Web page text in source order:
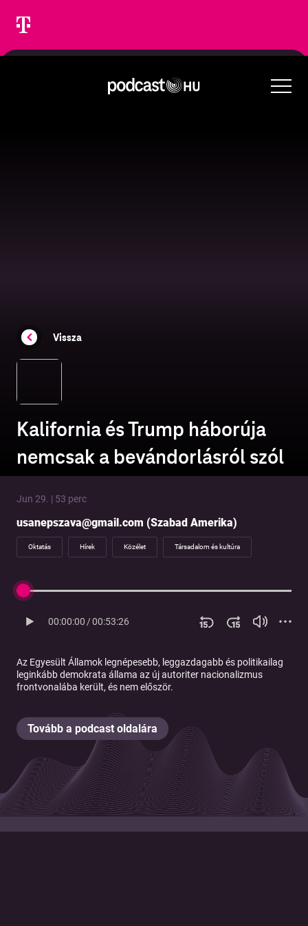
Vissza
Kalifornia és Trump háborúja
nemcsak a bevándorlásról szól
Jun 29. | 53 perc
usanepszava@gmail.com (Szabad Amerika)
Oktatás Hírek Közélet Társadalom és kultúra
00:00:00/00:53:26
Az Egyesült Államok legnépesebb, leggazdagabb és politikailag
leginkább demokrata állama az új autoriter nacionalizmus
frontvonalába került, és nem először.
Tovább a podcast oldalára